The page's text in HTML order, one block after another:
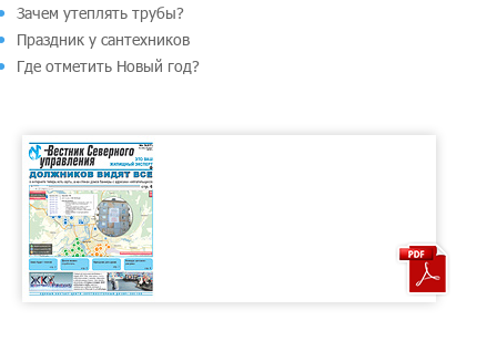
Зачем утеплять трубы?
Праздник у сантехников
Где отметить Новый год?